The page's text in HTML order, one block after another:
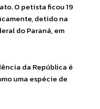
O petista ficou 19
detido na
do Paraná, em
da República é
uma espécie de